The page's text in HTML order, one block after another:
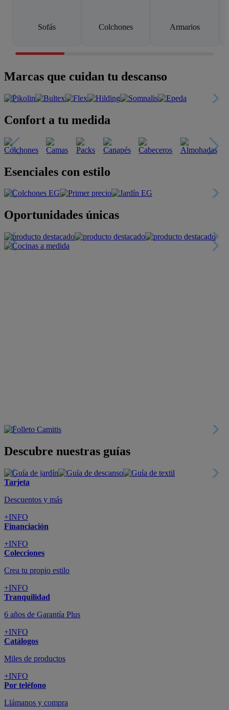
Sofás Colchones Armarios
Marcas que cuidan tu descanso
Confort a tu medida
Esenciales con estilo
Oportunidades únicas
Descubre nuestras guías
Tarjeta
Descuentos y más
+INFO
Financiación
+INFO
Colecciones
Crea tu propio estilo
+INFO
Tranquilidad
6 años de Garantía Plus
+INFO
Catálogos
Miles de productos
+INFO
Por teléfono
Llámanos y compra